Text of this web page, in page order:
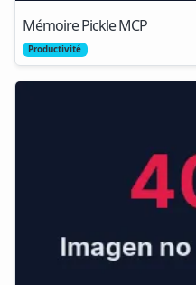
Mémoire Pickle MCP
Productivité